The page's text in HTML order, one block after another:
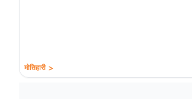
मोतिहारी >